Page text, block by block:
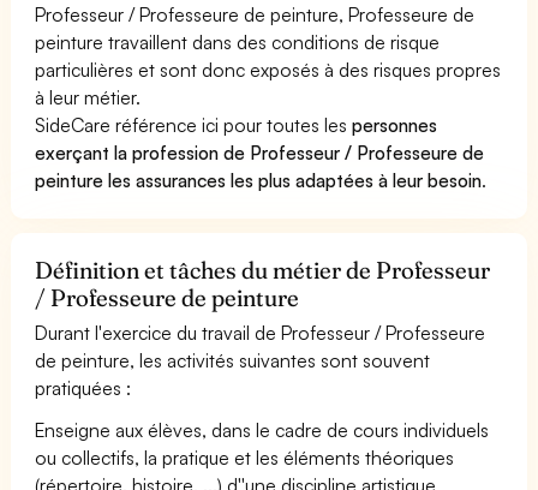
Professeur / Professeure de peinture, Professeure de
peinture travaillent dans des conditions de risque
particulières et sont donc exposés à des risques propres
à leur métier.
SideCare référence ici pour toutes lespersonnes
exerçant la profession de Professeur / Professeure de
peinture les assurances les plus adaptées à leur besoin.
Définition et tâches du métier de Professeur
/ Professeure de peinture
Durant l'exercice du travail de Professeur / Professeure
de peinture, les activités suivantes sont souvent
pratiquées :
Enseigne aux élèves, dans le cadre de cours individuels
ou collectifs, la pratique et les éléments théoriques
(répertoire, histoire, ...) d''une discipline artistique